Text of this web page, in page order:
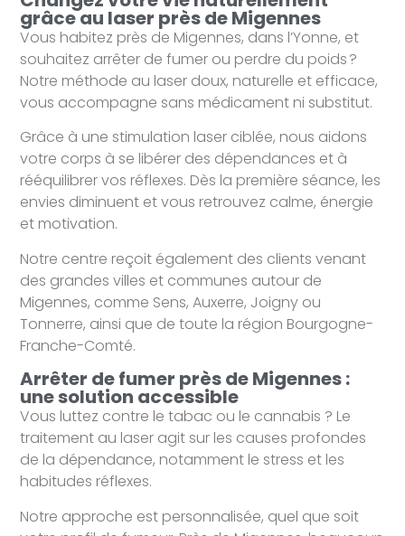
grâce au laser près de Migennes
Vous habitez près de Migennes, dans l’Yonne, et
souhaitez arrêter de fumer ou perdre du poids ?
Notre méthode au laser doux, naturelle et efficace,
vous accompagne sans médicament ni substitut.
Grâce à une stimulation laser ciblée, nous aidons
votre corps à se libérer des dépendances et à
rééquilibrer vos réflexes. Dès la première séance, les
envies diminuent et vous retrouvez calme, énergie
et motivation.
Notre centre reçoit également des clients venant
des grandes villes et communes autour de
Migennes, comme Sens, Auxerre, Joigny ou
Tonnerre, ainsi que de toute la région Bourgogne-
Franche-Comté.
Arrêter de fumer près de Migennes :
une solution accessible
Vous luttez contre le tabac ou le cannabis ? Le
traitement au laser agit sur les causes profondes
de la dépendance, notamment le stress et les
habitudes réflexes.
Notre approche est personnalisée, quel que soit